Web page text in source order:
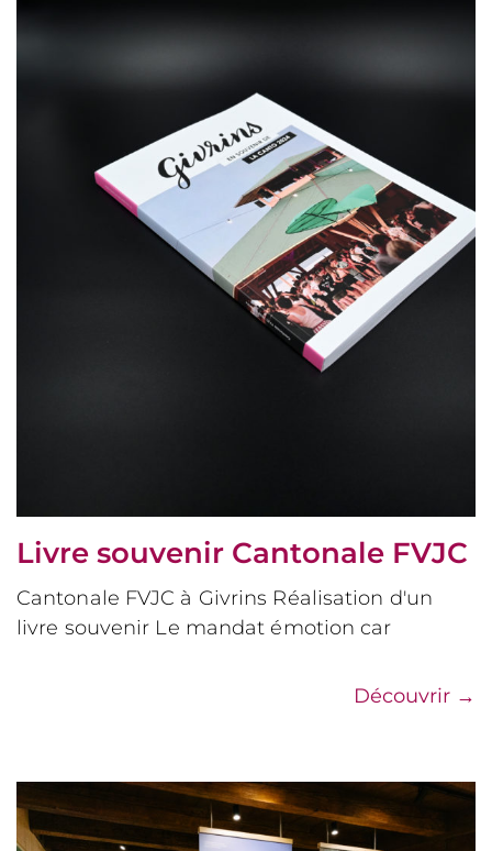
Livre souvenir Cantonale FVJC
Cantonale FVJC à Givrins Réalisation d'un
livre souvenir Le mandat émotion car
Découvrir →